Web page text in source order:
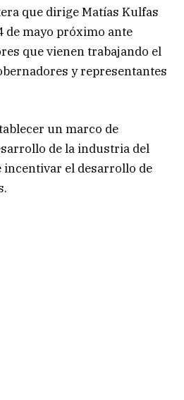
que dirige Matías Kulfas
de mayo próximo ante
que vienen trabajando el
y representantes
un marco de
de la industria del
incentivar el desarrollo de